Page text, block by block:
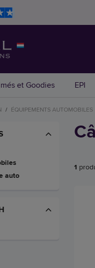
et Goodies EPI
/ ÉQUIPEMENTS AUTOMOBILES
auto
1